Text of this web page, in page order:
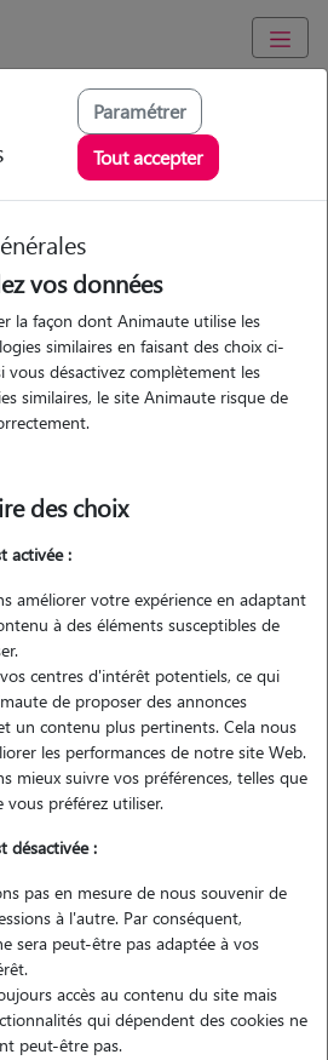
Alpes Rhône/Lyon 2e
Pauline - Petsitter à
Lyon
Contacter
est sans engagement
J'ai aujourd'hui beaucoup de temps
à vos petites bêtes à poils quand vous
Balade, moment de jeu à l'extérieur ou
Paramétrer
Tout accepter
vos données
la façon dont Animaute utilise les
similaires en faisant des choix ci-
vous désactivez complètement les
similaires, le site Animaute risque de
des choix
activée :
améliorer votre expérience en adaptant
à des éléments susceptibles de
centres d'intérêt potentiels, ce qui
de proposer des annonces
un contenu plus pertinents. Cela nous
les performances de notre site Web.
mieux suivre vos préférences, telles que
vous préférez utiliser.
désactivée :
pas en mesure de nous souvenir de
à l'autre. Par conséquent,
sera peut-être pas adaptée à vos
accès au contenu du site mais
qui dépendent des cookies ne
peut-être pas.